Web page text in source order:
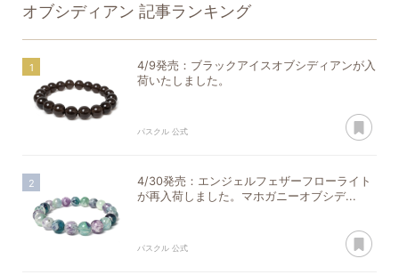
オブシディアン 記事ランキング
4/9発売：ブラックアイスオブシディアンが入
荷いたしました。
パスクル 公式
4/30発売：エンジェルフェザーフローライト
が再入荷しました。マホガニーオブシデ...
パスクル 公式